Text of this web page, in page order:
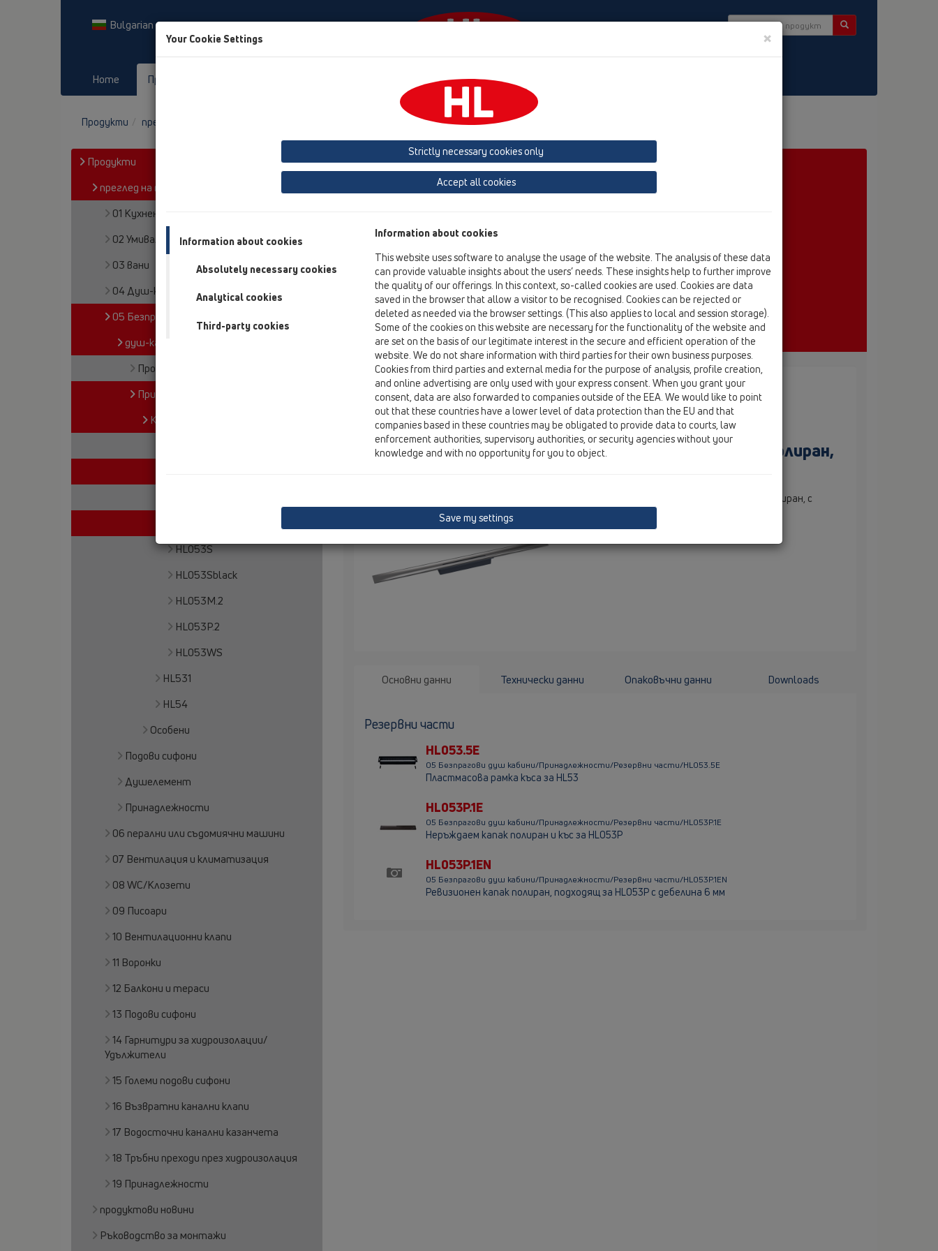
Bulgarian
Home Продукти Фирма HL-House
Продукти преглед на продукта душ-канал Принадлежности
Продукти
преглед на продукта
01 Кухненски сифони
02 Умивалници в баня
03 вани
04 Душ-кабини
05 Безпрагови душ кабини
душ-канал
Продукти
Принадлежности
Капаци
HL053S
HL053Sblack
HL053M.2
HL053P.2
HL053WS
HL531
HL54
Особени
Подови сифони
Душелемент
Принадлежности
06 перални или съдомиячни машини
07 Вентилация и климатизация
08 WC/Клозети
09 Писоари
10 Вентилационни клапи
11 Воронки
12 Балкони и тераси
13 Подови сифони
14 Гарнитури за хидроизолации/
Удължители
15 Големи подови сифони
16 Възвратни канални клапи
17 Водосточни канални казанчета
18 Тръбни преходи през хидроизолация
19 Принадлежности
продуктови новини
Ръководство за монтажи
преглед на продукта
05 Безпрагови душ кабини
Принадлежности
Капаци
HL53
HL053P
HL053P/95
HL053P/95
Отточна шина на душ-канала InFloor, неръждаем, полиран,
Капак на душ-канала InFloor, неръждаем, полиран, с
вграден напречен наклон.
Основни данни Технически данни Опаковъчни данни Downloads
Резервни части
HL053.5E
05 Безпрагови душ кабини/Принадлежности/Резервни части/HL053.5E
Пластмасова рамка къса за HL53
HL053P.1E
05 Безпрагови душ кабини/Принадлежности/Резервни части/HL053P.1E
Неръждаем капак полиран и къс за HL053P
HL053P.1EN
05 Безпрагови душ кабини/Принадлежности/Резервни части/HL053P.1EN
Ревизионен капак полиран, подходящ за HL053P с дебелина 6 мм
Your Cookie Settings ×
Strictly necessary cookies only
Accept all cookies
Information about cookies
Absolutely necessary cookies
Analytical cookies
Third-party cookies
Information about cookies
This website uses software to analyse the usage of the website. The analysis of these data
can provide valuable insights about the users’ needs. These insights help to further improve
the quality of our offerings. In this context, so-called cookies are used. Cookies are data
saved in the browser that allow a visitor to be recognised. Cookies can be rejected or
deleted as needed via the browser settings. (This also applies to local and session storage).
Some of the cookies on this website are necessary for the functionality of the website and
are set on the basis of our legitimate interest in the secure and efficient operation of the
website. We do not share information with third parties for their own business purposes.
Cookies from third parties and external media for the purpose of analysis, profile creation,
and online advertising are only used with your express consent. When you grant your
consent, data are also forwarded to companies outside of the EEA. We would like to point
out that these countries have a lower level of data protection than the EU and that
companies based in these countries may be obligated to provide data to courts, law
enforcement authorities, supervisory authorities, or security agencies without your
knowledge and with no opportunity for you to object.
Save my settings